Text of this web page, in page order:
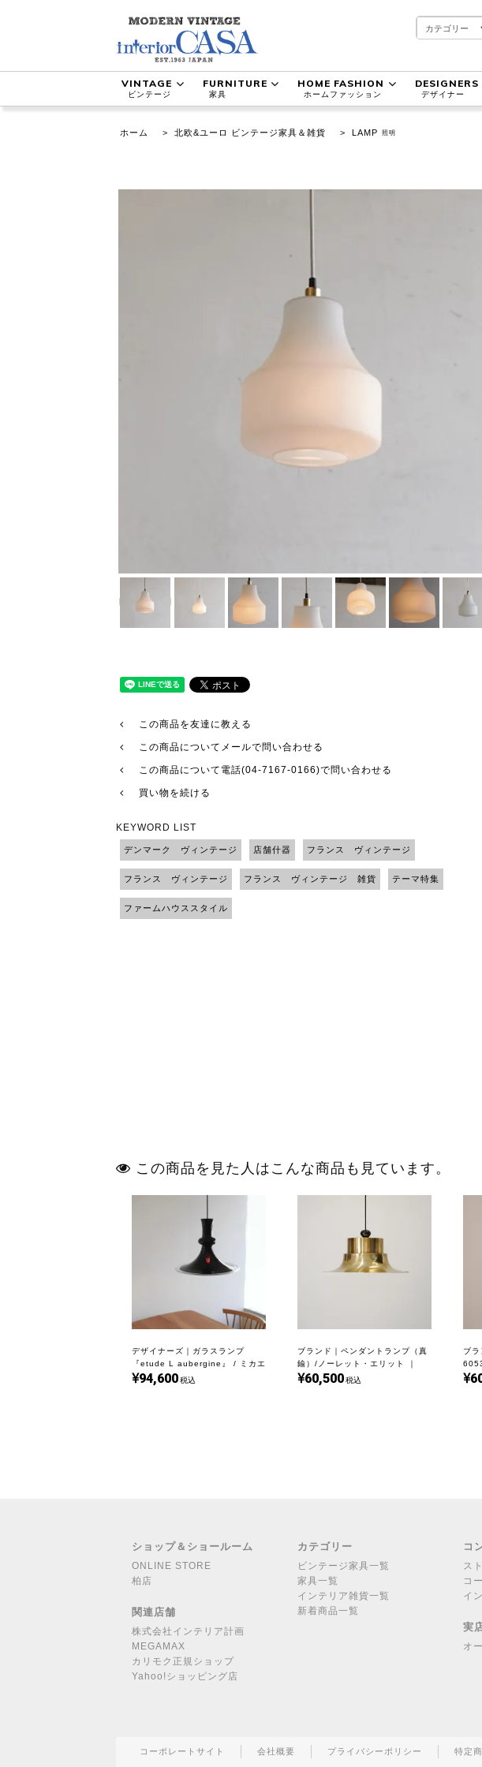
VINTAGE
ビンテージ
FURNITURE
家具
HOME FASHION
ホームファッション
DESIGNERS
デザイナー
ホーム > 北欧&ユーロ ビンテージ家具＆雑貨 > LAMP 照明
この商品を友達に教える
この商品についてメールで問い合わせる
この商品について電話(04-7167-0166)で問い合わせる
買い物を続ける
KEYWORD LIST
デンマーク ヴィンテージ 店舗什器 フランス ヴィンテージ
フランス ヴィンテージ フランス ヴィンテージ 雑貨 テーマ特集
ファームハウススタイル
この商品を見た人はこんな商品も見ています。
デザイナーズ｜ガラスランプ
『etude L aubergine』 / ミカエ
ル・バング｜LG791
94,600税込
ブランド｜ペンダントランプ（真
鍮）/ノーレット・エリット ｜
L6171
60,500税込
ブ
｜
ショップ＆ショールーム
ONLINE STORE
柏店
関連店舗
株式会社インテリア計画
MEGAMAX
カリモク正規ショップ
Yahoo!ショッピング店
カテゴリー
ビンテージ家具一覧
家具一覧
インテリア雑貨一覧
新着商品一覧
コ
ス
コ
イ
実
オ
コーポレートサイト 会社概要 プライバシーポリシー 特定